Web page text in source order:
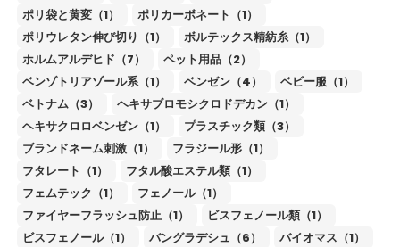
ポリ袋と黄変（1）
ポリカーボネート（1）
ポリウレタン伸び切り（1）
ボルテックス精紡糸（1）
ホルムアルデヒド（7）
ペット用品（2）
ベンゾトリアゾール系（1）
ベンゼン（4）
ベビー服（1）
ベトナム（3）
ヘキサブロモシクロドデカン（1）
ヘキサクロロベンゼン（1）
プラスチック類（3）
ブランドネーム刺激（1）
フラジール形（1）
フタレート（1）
フタル酸エステル類（1）
フェムテック（1）
フェノール（1）
ファイヤーフラッシュ防止（1）
ビスフェノール類（1）
ビスフェノール（1）
バングラデシュ（6）
バイオマス（1）